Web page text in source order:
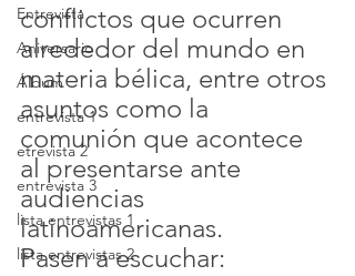
Entrevista
Aniversario
Álbum
entrevista 1
etrevista 2
entrevista 3
lista entrevistas 1
lista entrevistas 2
conflictos que ocurren
alrededor del mundo en
materia bélica, entre otros
asuntos como la
comunión que acontece
al presentarse ante
audiencias
latinoamericanas.
Pasen a escuchar: